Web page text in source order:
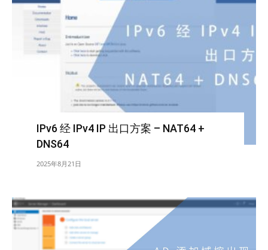
IPv6 经 IPv4 IP 出口方案 – NAT64 +
DNS64
2025年8月21日